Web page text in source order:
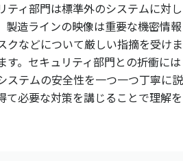
ティ部門は標準外のシステムに対し
製造ラインの映像は重要な機密情報
クなどについて厳しい指摘を受けま
す。セキュリティ部門との折衝には
ステムの安全性を一つ一つ丁寧に説
て必要な対策を講じることで理解を